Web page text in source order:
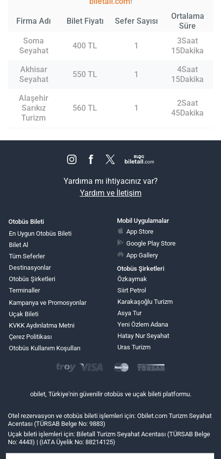
Firma Adı Bilet Fiyatı Sefer Sayısı
Ortalama
Süre
Soma
Seyahat
400 TL 1
3Saat
15Dakika
Akhisar
Seyahat
550 TL 1
4Saat
15Dakika
Alaşehir
Sarıkız
Turizm
560 TL 1
2Saat
45Dakika
Yardıma mı ihtiyacınız var?
Yardım ve İletişim
Otobüs Bileti
En Uygun Otobüs Bileti
Bilet Al
Tüm Seferler
Destinasyonlar
Otobüs Şirketleri
Terminaller
Kampanya ve Promosyonlar
Uçak Bileti
KVKK Aydınlatma Metni
Çerez Politikası
Otobüs Kullanım Koşulları
Mobil Uygulamalar
App Store
Google Play Store
App Gallery
Otobüs Şirketleri
Özkaymak
Siirt Petrol
Karakaşoğlu Turizm
Asya Tur
Yeni Özlem Adana
Hatay Nur Seyahat
Uras Turizm
obilet, Türkiye'nin güvenilir otobüs ve uçak bileti platformu.
Otel rezervasyon ve otobüs bileti işlemleri için: Obilet.com Turizm Seyahat
Acentası (TÜRSAB Belge No: 9883)
Uçak bileti işlemleri için: Biletall Turizm Seyahat Acentası (TÜRSAB Belge
No: 4443) | (IATA Üyelik No: 88214125)